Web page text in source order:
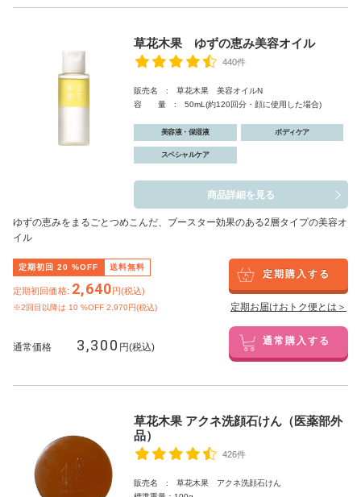
草花木果 ゆずの恵み美容オイル
440件
販売名 : 草花木果 美容オイルN
容 量 : 50mL(約120回分・顔に使用した場合)
美容液・保湿液 ボディケア
スペシャルケア
商品詳細を見る
ゆずの恵みをまるごとつめこんだ、ブースター効果のある2層タイプの美容オ
イル
定期初回 20 %OFF 送料無料
定期初回価格: 2,640円(税込)
※2回目以降は 10 %OFF 2,970円(税込)
定期購入する
定期お届けおトク便とは＞
通常価格 3,300 円(税込) 通常購入する
草花木果 アクネ洗顔石けん（医薬部外
品）
426件
販売名 : 草花木果 アクネ洗顔石けん